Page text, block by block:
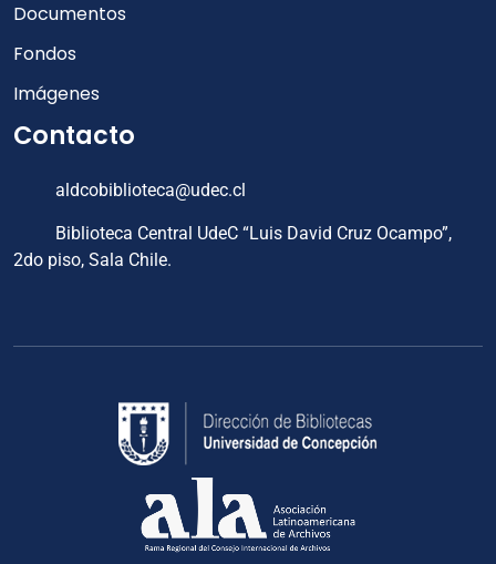
Documentos
Fondos
Imágenes
Contacto
aldcobiblioteca@udec.cl
Biblioteca Central UdeC “Luis David Cruz Ocampo”,
2do piso, Sala Chile.